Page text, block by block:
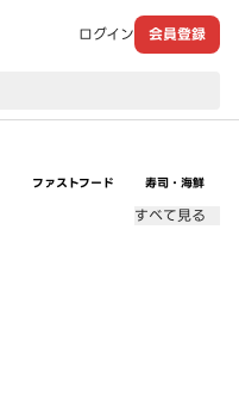
ログイン 会員登録
ファストフード 寿司・海鮮
すべて見る